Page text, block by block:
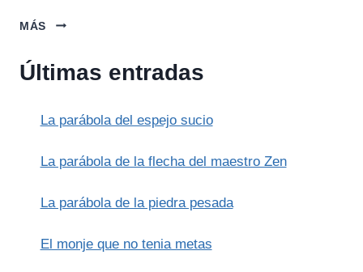
MÁS
EL
MAÍZ
Últimas entradas
La parábola del espejo sucio
La parábola de la flecha del maestro Zen
La parábola de la piedra pesada
El monje que no tenia metas